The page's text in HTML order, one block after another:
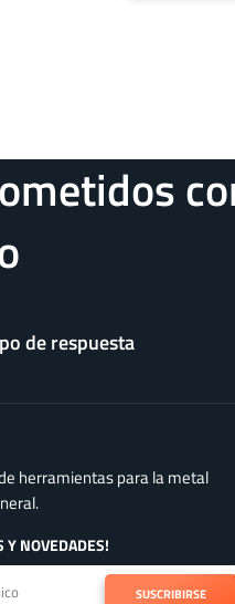
de respuesta
herramientas para la metal
Y NOVEDADES!
SUSCRIBIRSE